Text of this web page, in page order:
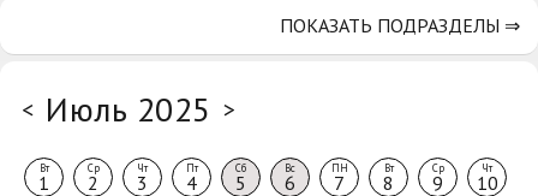
< Июль 2025 >
Вт
1
Ср
2
Чт
3
Пт
4
Сб
5
Вс
6
ПН
7
Вт
8
Ср
9
Чт
10
ПОКАЗАТЬ ПОДРАЗДЕЛЫ ⇒